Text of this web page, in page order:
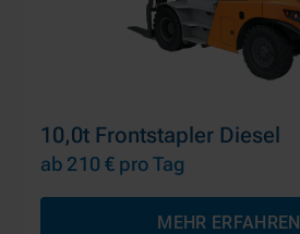
10,0t Frontstapler Diesel
ab 210 € pro Tag
MEHR ERFAHREN